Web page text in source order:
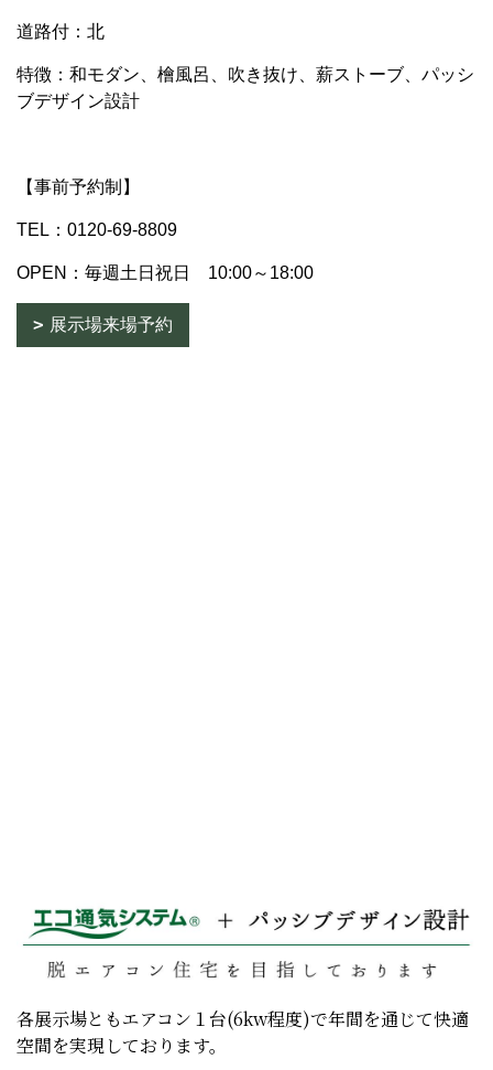
道路付：北
特徴：和モダン、檜風呂、吹き抜け、薪ストーブ、パッシ
ブデザイン設計
【事前予約制】
TEL：0120-69-8809
OPEN：毎週土日祝日 10:00～18:00
展示場来場予約
各展示場ともエアコン１台(6kw程度)で年間を通じて快適
空間を実現しております。